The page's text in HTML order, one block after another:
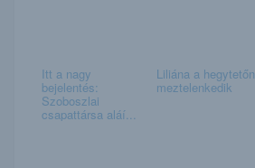
Itt a nagy
bejelentés:
Szoboszlai
csapattársa aláí...
Liliána a hegytetőn
meztelenkedik